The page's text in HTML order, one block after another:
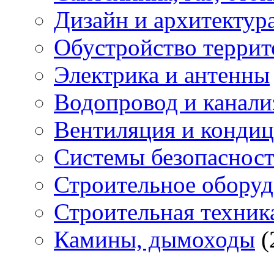
Дизайн и
Обустройство
Электрика и антенны
Водопровод и
Вентиляция и
Системы
Строительное
Строительная
Камины, дымоходы